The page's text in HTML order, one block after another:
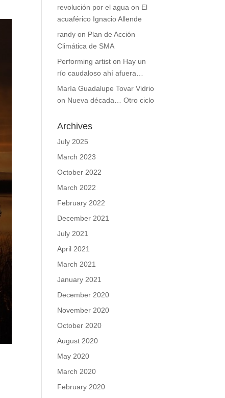
revolución por el agua on El
acuaférico Ignacio Allende
randy on Plan de Acción
Climática de SMA
Performing artist on Hay un
río caudaloso ahí afuera…
María Guadalupe Tovar Vidrio
on Nueva década… Otro ciclo
Archives
July 2025
March 2023
October 2022
March 2022
February 2022
December 2021
July 2021
April 2021
March 2021
January 2021
December 2020
November 2020
October 2020
August 2020
May 2020
March 2020
February 2020